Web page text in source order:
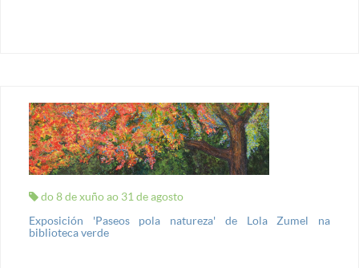
do 8 de xuño ao 31 de agosto
Exposición 'Paseos pola natureza' de Lola Zumel na
biblioteca verde